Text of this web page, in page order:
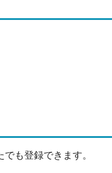
も登録できます。